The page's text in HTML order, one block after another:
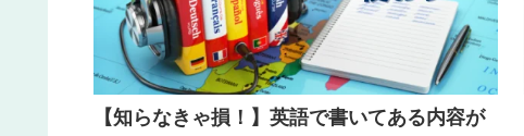
【知らなきゃ損！】英語で書いてある内容が